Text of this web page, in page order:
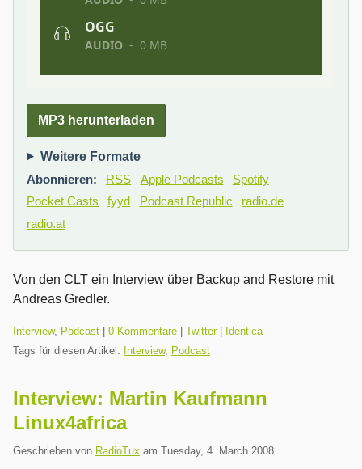
MP3 herunterladen
Weitere Formate
Abonnieren:
RSS Apple Podcasts
Spotify
Pocket Casts
fyyd Podcast Republic
radio.de
radio.at
Von den CLT ein Interview über Backup and Restore mit
Andreas Gredler.
Kategorien:
Interview, Podcast 0 Kommentare Twitter|
Identica
Tags für diesen Artikel: Interview, Podcast
Interview: Martin Kaufmann
Linux4africa
Geschrieben von RadioTux am Tuesday, 4. March 2008